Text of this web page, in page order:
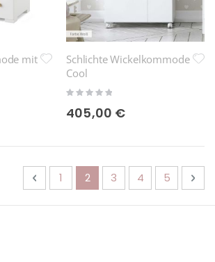
mit
Schlichte Wickelkommode
Cool
Rating:
405,00 €
SeiteSeite
ZurückSeite
1 Sie lesen gerade die
2 Seite
3 Seite
4 Seite
5